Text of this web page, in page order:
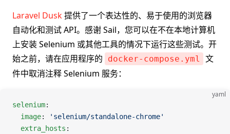
Laravel Dusk提供了一个表达性的、易于使用的浏览器
自动化和测试 API。感谢 Sail，您可以在不在本地计算机
上安装 Selenium 或其他工具的情况下运行这些测试。开
始之前，请在应用程序的
docker-compose.yml
文
件中取消注释 Selenium 服务：
yaml
selenium:
  image
:
'selenium/standalone-chrome'
  extra_hosts
: